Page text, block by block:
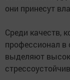
они принесут
Среди качеств,
профессионал в
выделяют